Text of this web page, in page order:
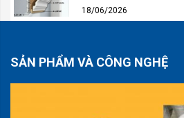
18/06/2026
SẢN PHẨM VÀ CÔNG NGHỆ